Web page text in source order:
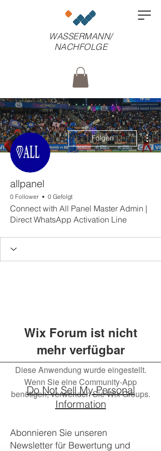
WASSERMANN/
NACHFOLGE
Folgen
allpanel
0 Follower 0 Gefolgt
Connect with All Panel Master Admin |
Direct WhatsApp Activation Line
Wix Forum ist nicht
mehr verfügbar
Diese Anwendung wurde eingestellt.
Wenn Sie eine Community-App
benötigen, verwenden Sie Wix Groups.
Do Not Sell My Personal
Information
Abonnieren Sie unseren
Newsletter für Bewertung und